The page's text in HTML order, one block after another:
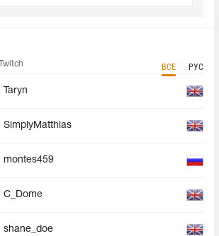
ВСЕ РУС
Taryn
SimplyMatthias
montes459
C_Dome
shane_doe